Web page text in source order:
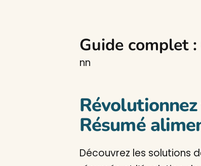
Guide complet
nn
Résumé
Découvrez les solutions